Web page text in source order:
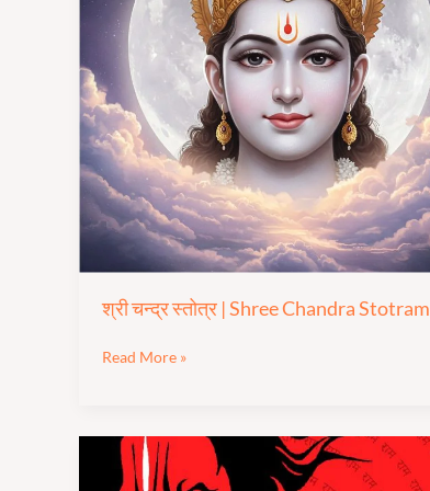
श्री चन्द्र स्तोत्र | Shree Chandra Stotram
Shree
Chandra
Stotram
Read More »